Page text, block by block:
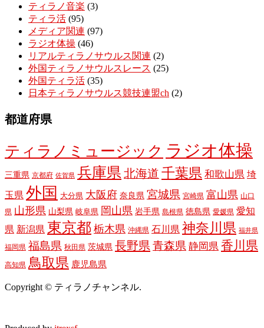
ティラノ音楽 (3)
ティラ活 (95)
メディア関連 (97)
ラジオ体操 (46)
リアルティラノサウルス関連 (2)
外国ティラノサウルスレース (25)
外国ティラ活 (35)
日本ティラノサウルス競技連盟ch (2)
都道府県
ティラノミュージック ラジオ体操
三重県 京都府 佐賀県 兵庫県 北海道 千葉県 和歌山県 埼
玉県 外国 大分県 大阪府 奈良県 宮城県 宮崎県 富山県 山口
県 山形県 山梨県 岐阜県 岡山県 岩手県 島根県 徳島県 愛媛県 愛知
県 新潟県 東京都 栃木県 沖縄県 石川県 神奈川県 福井県
福岡県 福島県 秋田県 茨城県 長野県 青森県 静岡県 香川県
高知県 鳥取県 鹿児島県
Copyright © ティラノチャンネル.